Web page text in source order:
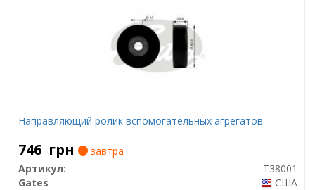
Направляющий ролик вспомогательных агрегатов
746 грн
завтра
Артикул:
T38001
Gates
США